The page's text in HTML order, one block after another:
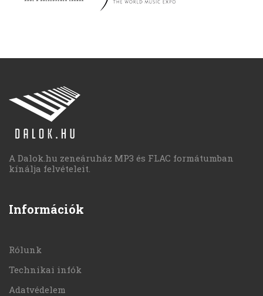
A Dalok.hu zeneáruház MP3 és FLAC formátumban
kínálja felvételeit.
Információk
Rólunk
Technikai infók
Adatvédelem